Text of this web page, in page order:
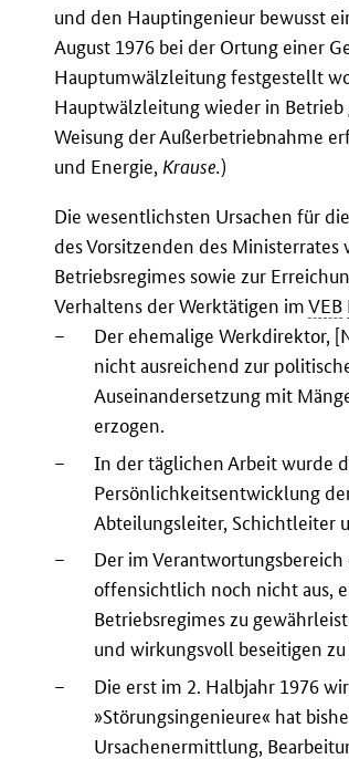
und den Hauptingenieur bewusst
August 1976 bei der Ortung einer
Hauptumwälzleitung festgestellt
Hauptwälzleitung wieder in Betrieb
Weisung der Außerbetriebnahme
und Energie, Krause.)
Die wesentlichsten Ursachen für
des Vorsitzenden des
Betriebsregimes sowie zur
Verhaltens der Werktätigen imVEB
–
Der ehemalige Werkdirektor,
nicht ausreichend zur
Auseinandersetzung mit
erzogen.
–
In der täglichen Arbeit wurde
Persönlichkeitsentwicklung
Abteilungsleiter, Schichtleiter
–
Der im
offensichtlich noch nicht aus,
Betriebsregimes zu
und wirkungsvoll beseitigen zu
–
Die erst im 2. Halbjahr 1976
»Störungsingenieure« hat
Ursachenermittlung,